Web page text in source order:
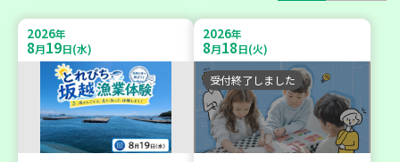
2026年
8月19日(水)
2026年
8月18日(火)
受付終了しました